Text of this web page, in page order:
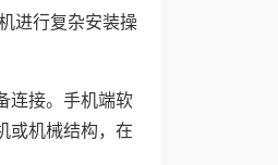
进行复杂安装操
连接。手机端软
或机械结构，在